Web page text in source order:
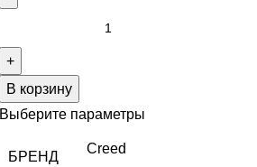
В корзину
Выберите параметры
БРЕНД
Creed